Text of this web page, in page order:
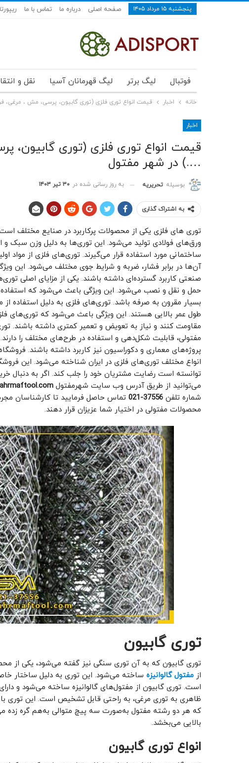
پنجشنبه ۱۵ مرداد ۱۴۰۵ صفحه اصلی درباره ما تماس با ما
فوتبال لیگ برتر لیگ قهرمانان آسیا نقل و
خانه اخبار قیمت انواع توری فلزی (توری گابیون، پرسی، مش ،
اخبار
قیمت انواع توری فلزی (توری گابیون،
….) در شهر مفتول
بوسیله تحریریه به روز رسانی شده در ۳۰ تیر ۱۴۰۳
به اشتراک گذاری
توری های فلزی یکی از محصولات پرکاربرد در صنایع
ورق‌های فولادی تولید می‌شود. این توری‌ها به دلیل وزن سبک و
ساختمانی مورد استفاده قرار می‌گیرند. توری‌های فلزی از
آن‌ها در برابر فشار، ضربه و شرایط جوی مختلف می‌شود. این
صنعتی کاربرد گسترده‌ای داشته باشند. یکی از مزایای اصلی
حمل و نقل و نصب می‌شود. این ویژگی باعث می‌شود که استفاده
بسیار مقرون به صرفه باشد. توری‌های فلزی به دلیل استفاده از
طول عمر بالایی هستند. این ویژگی باعث می‌شود که توری‌های
مقاومت کنند و نیاز به تعویض و تعمیر کمتری داشته باشند.
مفتولی، قابلیت شکل‌دهی و استفاده در طرح‌های مختلف را
پروژه‌های معماری و دکوراسیون نیز کاربرد داشته باشند.
انواع مختلف توری‌های فلزی در ایران شناخته می‌شود. این
توانسته است رضایت مشتریان خود را جلب کند. اگر به دنبال
می‌توانید از طریق آدرس وب سایت شهرمفتول
شماره تلفن 37556-021
تماس حاصل فرمایید تا کارشناسان
محصولات مفتولی در اختیار شما عزیزان قرار دهند.
توری گابیون
توری گابیون که به آن توری سنگی نیز گفته می‌شود، یکی
از مفتول گالوانیزه ساخته می‌شود. این توری به دلیل ساختار خاص
است. توری گابیون از مفتول‌های گالوانیزه ساخته می‌شود
ظاهری به توری مرغی، به راحتی قابل تشخیص است. این توری
که هر دو رشته مفتول به‌صورت سه پیچ متوالی به‌هم گره زده
بالایی می‌بخشد.
انواع توری گابیون